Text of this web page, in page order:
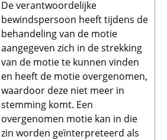
De verantwoordelijke
bewindspersoon heeft tijdens de
behandeling van de motie
aangegeven zich in de strekking
van de motie te kunnen vinden
en heeft de motie overgenomen,
waardoor deze niet meer in
stemming komt. Een
overgenomen motie kan in die
zin worden geïnterpreteerd als